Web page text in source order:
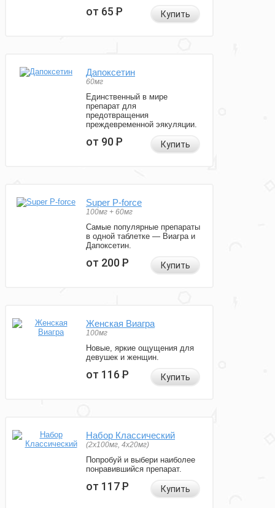
от 65Р Купить
Дапоксетин
60мг
Единственный в мире
препарат для
предотвращения
преждевременной эякуляции.
от 90Р Купить
Super P-force
100мг + 60мг
Самые популярные препараты
в одной таблетке — Виагра и
Дапоксетин.
от 200Р Купить
Женская Виагра
100мг
Новые, яркие ощущения для
девушек и женщин.
от 116Р Купить
Набор Классический
(2x100мг, 4x20мг)
Попробуй и выбери наиболее
понравившийся препарат.
от 117Р Купить